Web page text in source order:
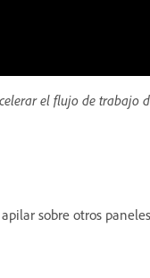
el flujo de trabajo
sobre otros